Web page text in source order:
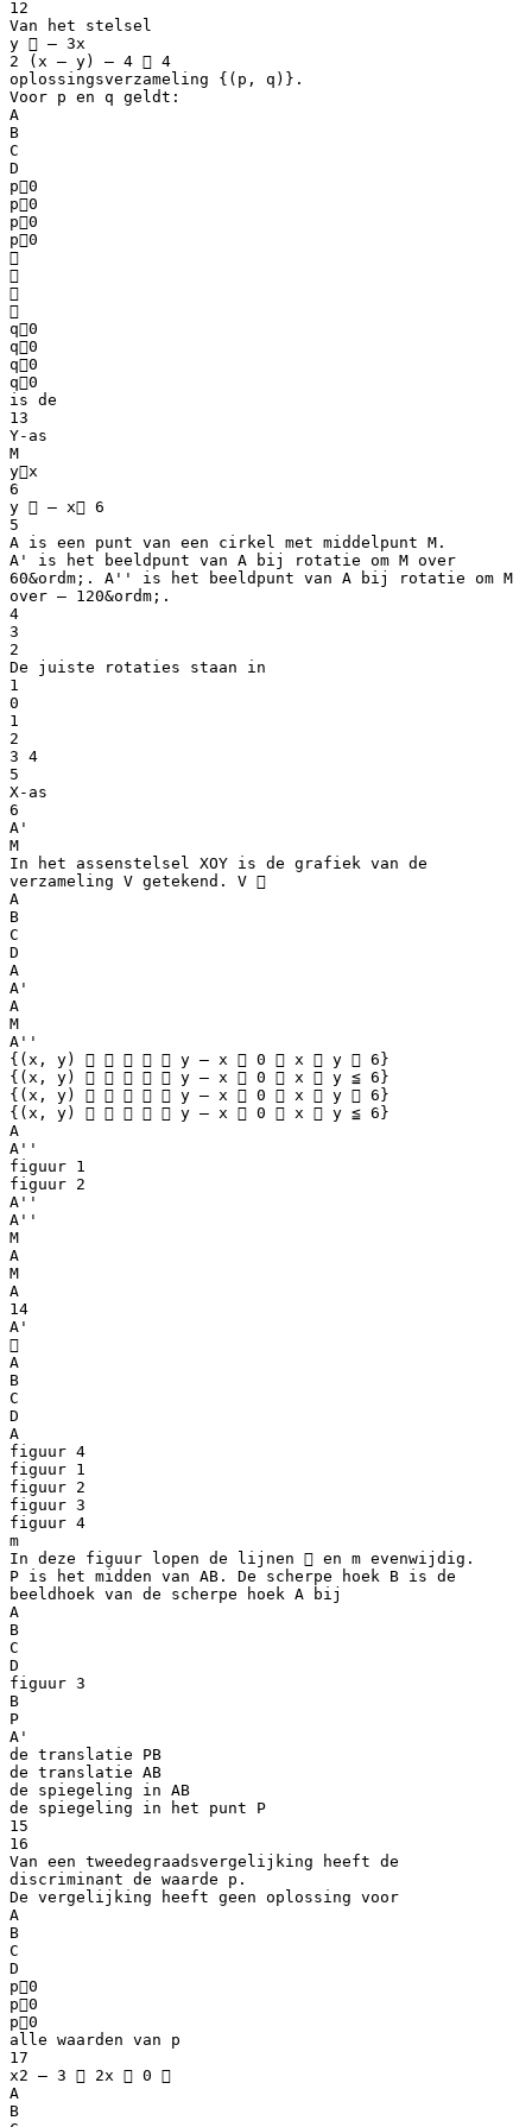
12
Van het stelsel
y  – 3x
2 (x – y) – 4  4
oplossingsverzameling {(p, q)}.
Voor p en q geldt:
A
B
C
D
p0
p0
p0
p0




q0
q0
q0
q0
is de
13
Y-as
M
yx
6
y  – x 6
5
A is een punt van een cirkel met middelpunt M.
A' is het beeldpunt van A bij rotatie om M over
60&ordm;. A'' is het beeldpunt van A bij rotatie om M
over – 120&ordm;.
4
3
2
De juiste rotaties staan in
1
0
1
2
3 4
5
X-as
6
A'
M
In het assenstelsel XOY is de grafiek van de
verzameling V getekend. V 
A
B
C
D
A
A'
A
M
A''
{(x, y)      y – x  0  x  y  6}
{(x, y)      y – x  0  x  y ≦ 6}
{(x, y)      y – x  0  x  y  6}
{(x, y)      y – x  0  x  y ≦ 6}
A
A''
figuur 1
figuur 2
A''
A''
M
A
M
A
14
A'

A
B
C
D
A
figuur 4
figuur 1
figuur 2
figuur 3
figuur 4
m
In deze figuur lopen de lijnen  en m evenwijdig.
P is het midden van AB. De scherpe hoek B is de
beeldhoek van de scherpe hoek A bij
A
B
C
D
figuur 3
B
P
A'
de translatie PB
de translatie AB
de spiegeling in AB
de spiegeling in het punt P
15
16
Van een tweedegraadsvergelijking heeft de
discriminant de waarde p.
De vergelijking heeft geen oplossing voor
A
B
C
D
p0
p0
p0
alle waarden van p
17
x2 – 3  2x  0 
A
B